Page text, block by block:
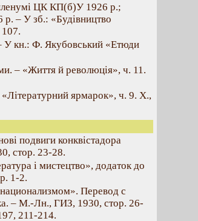
ЦК КП(б)У 1926 p.;
– У зб.: «Будівництво
У кн.: Ф. Якубовський «Етюди
– «Життя й революція», ч. 11.
ярмарок», ч. 9. X.,
подвиги конквістадора
стор. 23-28.
і мистецтво», додаток до
1-2.
Перевод с
– М.-Лн., ГИЗ, 1930, стор. 26-
211-214.